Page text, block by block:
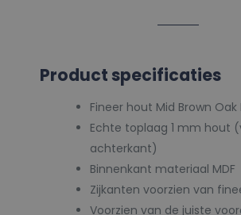
Product specificaties
Fineer hout Mid Brown
Echte toplaag 1 mm hout
achterkant)
Binnenkant materiaal MDF
Zijkanten voorzien van
Voorzien van de juiste